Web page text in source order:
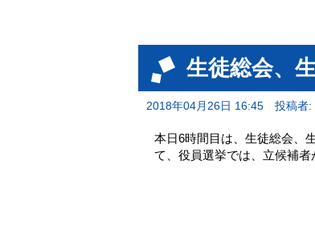
生徒総会、
2018年04月26日 16:45 投稿者:
本日6時間目は、生徒総会、
て、役員選挙では、立候補